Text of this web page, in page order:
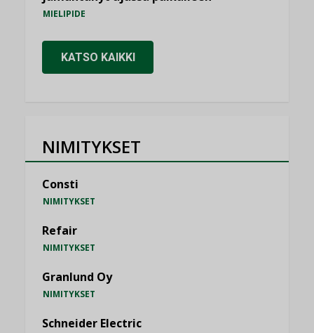
MIELIPIDE
KATSO KAIKKI
NIMITYKSET
Consti
NIMITYKSET
Refair
NIMITYKSET
Granlund Oy
NIMITYKSET
Schneider Electric